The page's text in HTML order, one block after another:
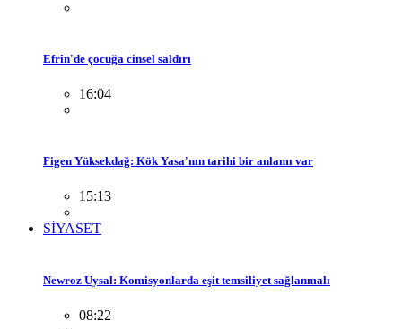
Efrîn'de çocuğa cinsel saldırı
16:04
Figen Yüksekdağ: Kök Yasa'nın tarihi bir anlamı var
15:13
SİYASET
Newroz Uysal: Komisyonlarda eşit temsiliyet sağlanmalı
08:22